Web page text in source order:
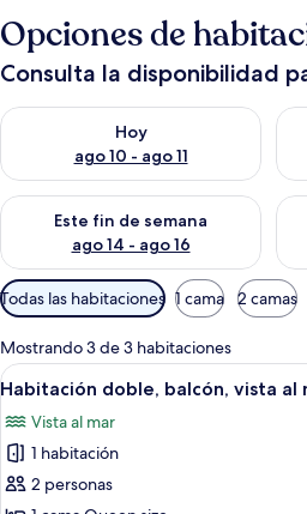
Opciones de
Consulta la disponibilidad
Hoy
ago 10 - ago 11
Consulta la disponibilidad para hoy
Este fin de semana
ago 14 - ago 16
Consulta la disponibilidad para
Filtros
disponibles
para
las
habitaciones
Todas las habitaciones 1 cama 2 camas
Mostrando 3 de 3 habitaciones
Abrir
todas
las
fotos
de
5
Habitación doble, balcón, vista al
Vista al mar
1 habitación
2 personas